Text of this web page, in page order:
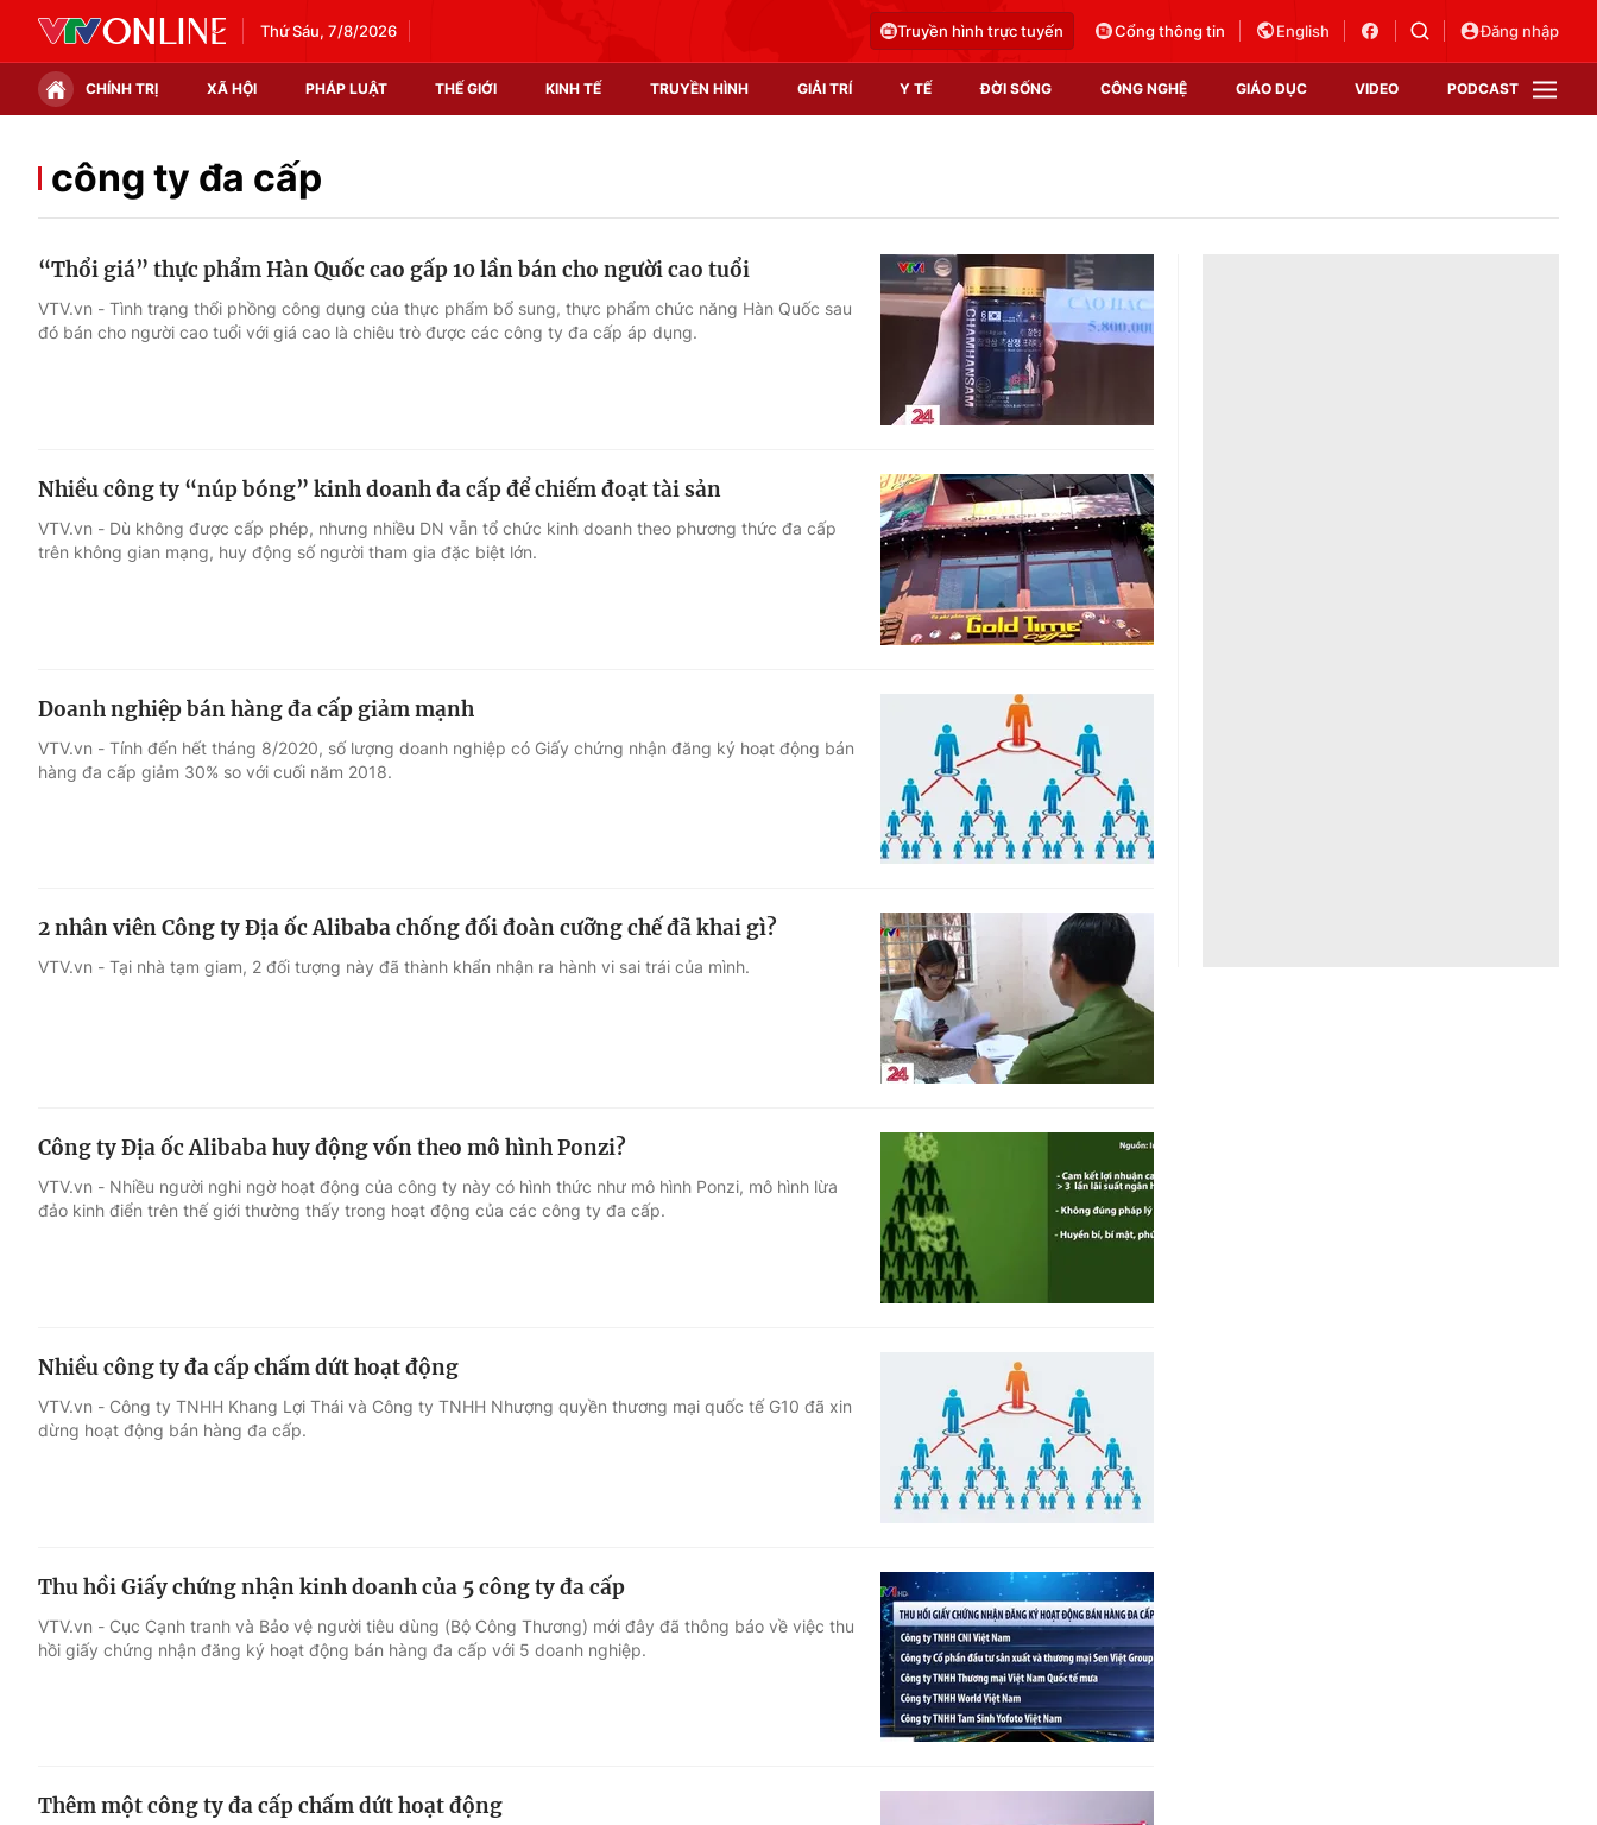
Thứ Sáu, 7/8/2026 Truyền hình trực tuyến Cổng thông tin English Đăng nhập
CHÍNH TRỊ XÃ HỘI PHÁP LUẬT THẾ GIỚI KINH TẾ TRUYỀN HÌNH GIẢI TRÍ Y TẾ ĐỜI SỐNG CÔNG NGHỆ GIÁO DỤC VIDEO PODCAST
Chính trị
Thế giới đó đây
Thị trường
Hậu trường
Video
Shorts video
Podcast
EMagazine
Photo
Infographic
Góc ảnh
Điện ảnh
Âm nhạc
Sao
Du lịch
Làm đẹp
Chất lượng cuộc sống
Học trực tuyến
Công nghệ
Hitech Công nghệ tương lai
Sản phẩm
Thị trường
Tư vấn
VTV Sức khoẻ
công ty đa cấp
“Thổi giá” thực phẩm Hàn Quốc cao gấp 10 lần bán cho người cao tuổi
VTV.vn - Tình trạng thổi phồng công dụng của thực phẩm bổ sung, thực phẩm chức năng Hàn Quốc sau
đó bán cho người cao tuổi với giá cao là chiêu trò được các công ty đa cấp áp dụng.
Nhiều công ty “núp bóng” kinh doanh đa cấp để chiếm đoạt tài sản
VTV.vn - Dù không được cấp phép, nhưng nhiều DN vẫn tổ chức kinh doanh theo phương thức đa cấp
trên không gian mạng, huy động số người tham gia đặc biệt lớn.
Doanh nghiệp bán hàng đa cấp giảm mạnh
VTV.vn - Tính đến hết tháng 8/2020, số lượng doanh nghiệp có Giấy chứng nhận đăng ký hoạt động bán
hàng đa cấp giảm 30% so với cuối năm 2018.
2 nhân viên Công ty Địa ốc Alibaba chống đối đoàn cưỡng chế đã khai gì?
VTV.vn - Tại nhà tạm giam, 2 đối tượng này đã thành khẩn nhận ra hành vi sai trái của mình.
Công ty Địa ốc Alibaba huy động vốn theo mô hình Ponzi?
VTV.vn - Nhiều người nghi ngờ hoạt động của công ty này có hình thức như mô hình Ponzi, mô hình lừa
đảo kinh điển trên thế giới thường thấy trong hoạt động của các công ty đa cấp.
Nhiều công ty đa cấp chấm dứt hoạt động
VTV.vn - Công ty TNHH Khang Lợi Thái và Công ty TNHH Nhượng quyền thương mại quốc tế G10 đã xin
dừng hoạt động bán hàng đa cấp.
Thu hồi Giấy chứng nhận kinh doanh của 5 công ty đa cấp
VTV.vn - Cục Cạnh tranh và Bảo vệ người tiêu dùng (Bộ Công Thương) mới đây đã thông báo về việc thu
hồi giấy chứng nhận đăng ký hoạt động bán hàng đa cấp với 5 doanh nghiệp.
Thêm một công ty đa cấp chấm dứt hoạt động